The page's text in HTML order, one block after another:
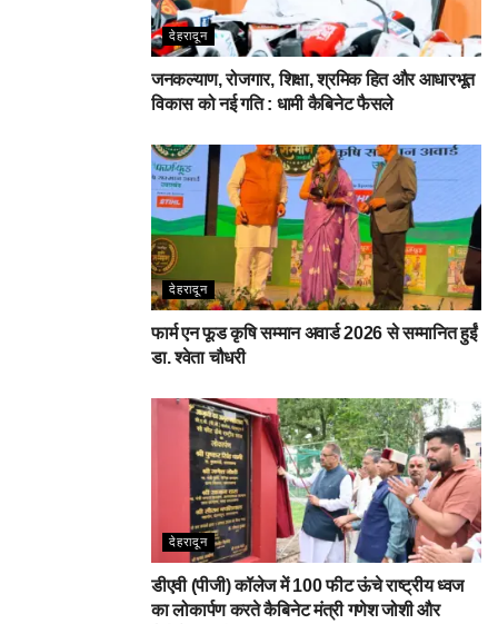
देहरादून
जनकल्याण, रोजगार, शिक्षा, श्रमिक हित और आधारभूत
विकास को नई गति : धामी कैबिनेट फैसले
देहरादून
फार्म एन फूड कृषि सम्मान अवार्ड 2026 से सम्मानित हुईं
डा. श्वेता चौधरी
देहरादून
डीएवी (पीजी) कॉलेज में 100 फीट ऊंचे राष्ट्रीय ध्वज
का लोकार्पण करते कैबिनेट मंत्री गणेश जोशी और